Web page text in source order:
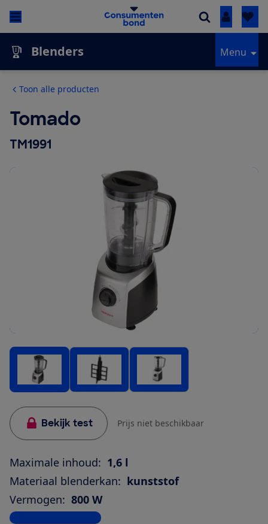
Inloggen
Blenders Menu
Toon alle producten
Tomado
TM1991
Bekijk test Prijs niet beschikbaar
Maximale inhoud: 1,6 l
Materiaal blenderkan: kunststof
Vermogen: 800 W
Bekijk alle specificaties